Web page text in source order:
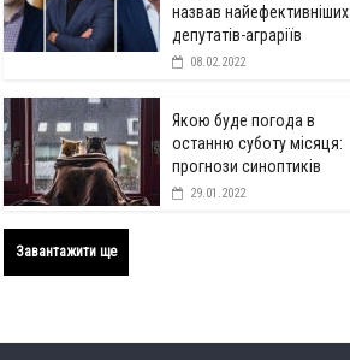
назвав найефективніших
депутатів-аграріїв
08.02.2022
Якою буде погода в
останню суботу місяця:
прогнози синоптиків
29.01.2022
Завантажити ще